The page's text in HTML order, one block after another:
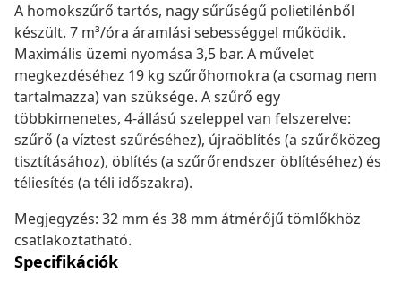
A homokszűrő tartós, nagy sűrűségű polietilénből
készült. 7 m³/óra áramlási sebességgel működik.
Maximális üzemi nyomása 3,5 bar. A művelet
megkezdéséhez 19 kg szűrőhomokra (a csomag nem
tartalmazza) van szüksége. A szűrő egy
többkimenetes, 4-állású szeleppel van felszerelve:
szűrő (a víztest szűréséhez), újraöblítés (a szűrőközeg
tisztításához), öblítés (a szűrőrendszer öblítéséhez) és
téliesítés (a téli időszakra).
Megjegyzés: 32 mm és 38 mm átmérőjű tömlőkhöz
csatlakoztatható.
Specifikációk